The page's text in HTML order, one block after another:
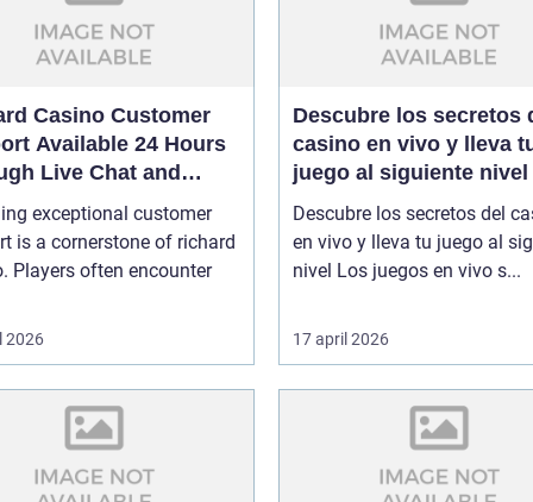
Casino Customer
Available 24 Hours
Live Chat and
exceptional customer
is a cornerstone of richard
Players often encounter
2026
Descubre los secretos
casino en vivo y lleva
juego al siguiente nivel
Descubre los secretos del
en vivo y lleva tu juego al
nivel Los juegos en vivo s...
17 april 2026